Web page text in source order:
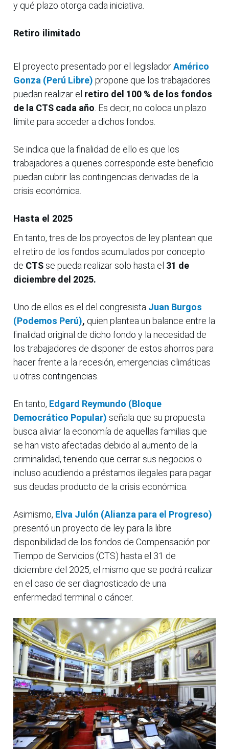
y qué plazo otorga cada iniciativa.
Retiro ilimitado
El proyecto presentado por el legisladorAmérico
Gonza (Perú Libre) propone que los trabajadores
puedan realizar el retiro del 100 % de los fondos
de la CTS cada año . Es decir, no coloca un plazo
límite para acceder a dichos fondos.
Se indica que la finalidad de ello es que los
trabajadores a quienes corresponde este beneficio
puedan cubrir las contingencias derivadas de la
crisis económica.
Hasta el 2025
En tanto, tres de los proyectos de ley plantean que
el retiro de los fondos acumulados por concepto
de CTS se pueda realizar solo hasta el 31 de
diciembre del 2025.
Uno de ellos es el del congresista Juan Burgos
(Podemos Perú), quien plantea un balance entre la
finalidad original de dicho fondo y la necesidad de
los trabajadores de disponer de estos ahorros para
hacer frente a la recesión, emergencias climáticas
u otras contingencias.
En tanto, Edgard Reymundo (Bloque
Democrático Popular) señala que su propuesta
busca aliviar la economía de aquellas familias que
se han visto afectadas debido al aumento de la
criminalidad, teniendo que cerrar sus negocios o
incluso acudiendo a préstamos ilegales para pagar
sus deudas producto de la crisis económica.
Asimismo, Elva Julón (Alianza para el Progreso)
presentó un proyecto de ley para la libre
disponibilidad de los fondos de Compensación por
Tiempo de Servicios (CTS) hasta el 31 de
diciembre del 2025, el mismo que se podrá realizar
en el caso de ser diagnosticado de una
enfermedad terminal o cáncer.